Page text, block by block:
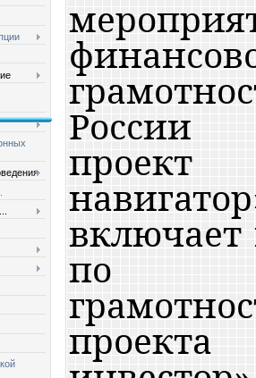
России
проект
включает
по